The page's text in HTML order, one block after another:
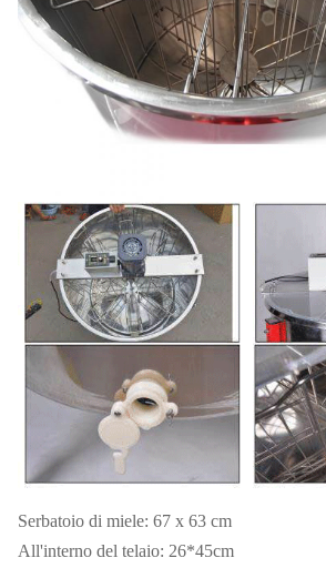
Serbatoio di miele: 67 x 63 cm
All'interno del telaio: 26*45cm